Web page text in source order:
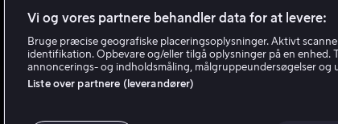
Vi og vores partnere behandler data for at levere:
Bruge præcise geografiske placeringsoplysninger. Aktivt
identifikation. Opbevare og/eller tilgå oplysninger på en enhed.
annoncerings- og indholdsmåling, målgruppeundersøgelser og
Liste over partnere (leverandører)